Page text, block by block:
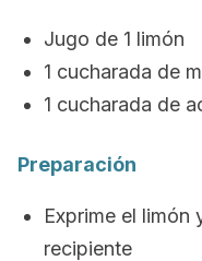
Jugo de 1 limón
1 cucharada de
1 cucharada de
Preparación
Exprime el limón
recipiente